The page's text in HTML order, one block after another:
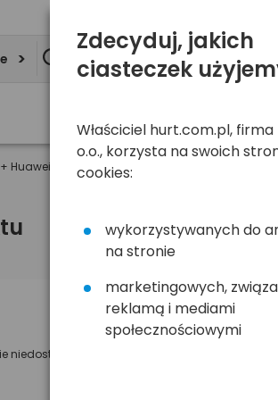
Huawei E173u-2
niedostępny
Powiadom mnie o
Zdecyduj, jakich
ciasteczek
Właściciel hurt.com.pl, firma
o.o., korzysta na swoich
cookies:
wykorzystywanych do
na stronie
marketingowych,
reklamą i mediami
społecznościowymi